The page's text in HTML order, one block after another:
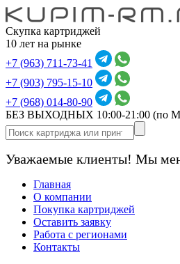
Скупка картриджей
10 лет на рынке
+7 (963) 711-73-41
+7 (903) 795-15-10
+7 (968) 014-80-90
БЕЗ ВЫХОДНЫХ 10:00-21:00 (по
Уважаемые клиенты! Мы
Главная
О компании
Покупка картриджей
Оставить заявку
Работа с регионами
Контакты